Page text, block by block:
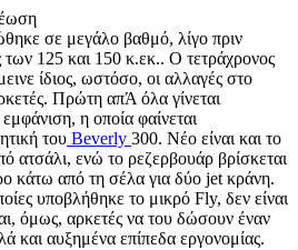
σε μεγάλο βαθμό, λίγο πριν
των 125 και 150 κ.εκ.. Ο τετράχρονος
ίδιος, ωστόσο, οι αλλαγές στο
Πρώτη απΆ όλα γίνεται
η οποία φαίνεται
του Beverly 300. Νέο είναι και το
ατσάλι, ενώ το ρεζερβουάρ βρίσκεται
κάτω από τη σέλα για δύο jet κράνη.
υποβλήθηκε το μικρό Fly, δεν είναι
όμως, αρκετές να του δώσουν έναν
και αυξημένα επίπεδα εργονομίας.